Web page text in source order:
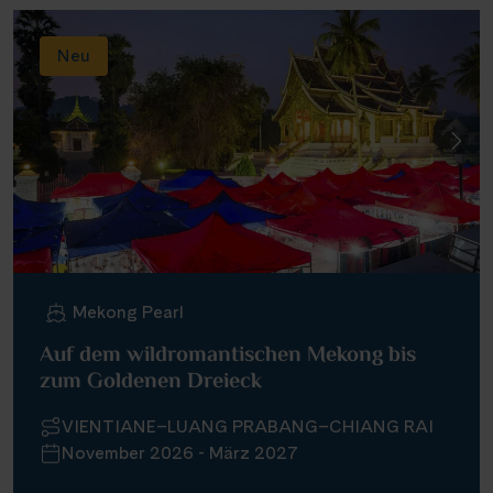
Neu
Mekong Pearl
Auf dem wildromantischen Mekong bis
zum Goldenen Dreieck
VIENTIANE–LUANG PRABANG–CHIANG RAI
November 2026 - März 2027